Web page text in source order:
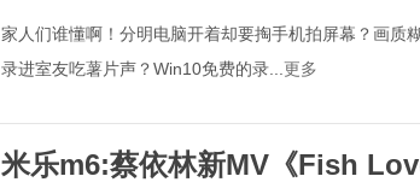
家人们谁懂啊！分明电脑开着却要掏手机拍屏幕？画质
录进室友吃薯片声？Win10免费的录...更多
米乐m6:蔡依林新MV《Fish